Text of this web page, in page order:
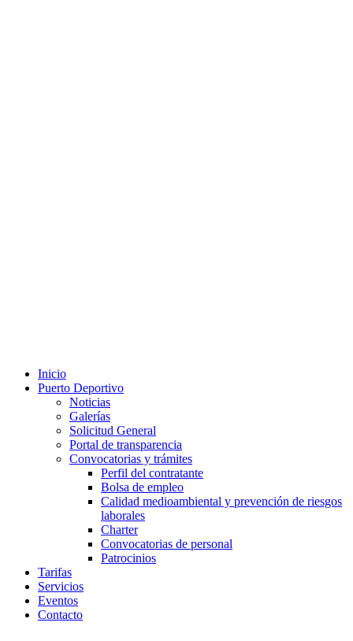
Inicio
Puerto Deportivo
Noticias
Galerías
Solicitud General
Portal de transparencia
Convocatorias y trámites
Perfil del contratante
Bolsa de empleo
Calidad medioambiental y prevención de riesgos
laborales
Charter
Convocatorias de personal
Patrocinios
Tarifas
Servicios
Eventos
Contacto